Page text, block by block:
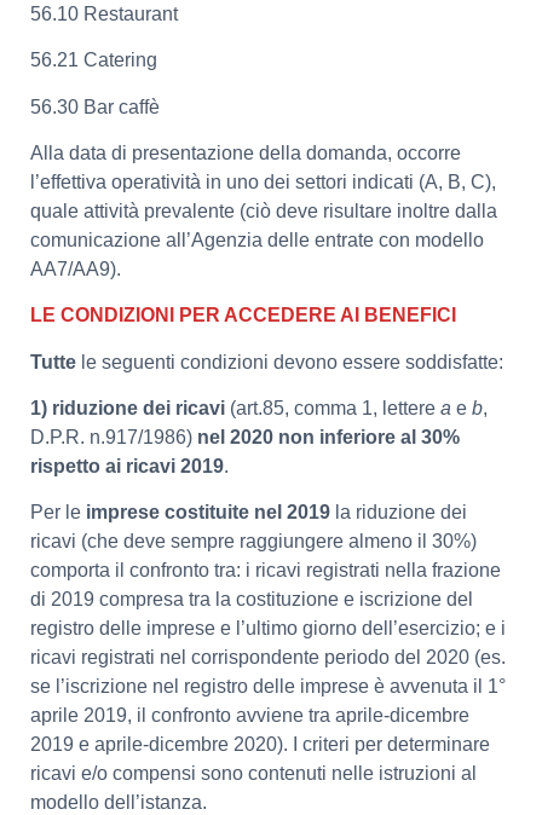
56.10 Restaurant
56.21 Catering
56.30 Bar caffè
Alla data di presentazione della domanda, occorre
l’effettiva operatività in uno dei settori indicati (A, B, C),
quale attività prevalente (ciò deve risultare inoltre dalla
comunicazione all’Agenzia delle entrate con modello
AA7/AA9).
LE CONDIZIONI PER ACCEDERE AI BENEFICI
Tutte le seguenti condizioni devono essere soddisfatte:
1) riduzione dei ricavi (art.85, comma 1, lettere a e b,
D.P.R. n.917/1986) nel 2020 non inferiore al 30%
rispetto ai ricavi 2019.
Per le imprese costituite nel 2019 la riduzione dei
ricavi (che deve sempre raggiungere almeno il 30%)
comporta il confronto tra: i ricavi registrati nella frazione
di 2019 compresa tra la costituzione e iscrizione del
registro delle imprese e l’ultimo giorno dell’esercizio; e i
ricavi registrati nel corrispondente periodo del 2020 (es.
se l’iscrizione nel registro delle imprese è avvenuta il 1°
aprile 2019, il confronto avviene tra aprile-dicembre
2019 e aprile-dicembre 2020). I criteri per determinare
ricavi e/o compensi sono contenuti nelle istruzioni al
modello dell’istanza.